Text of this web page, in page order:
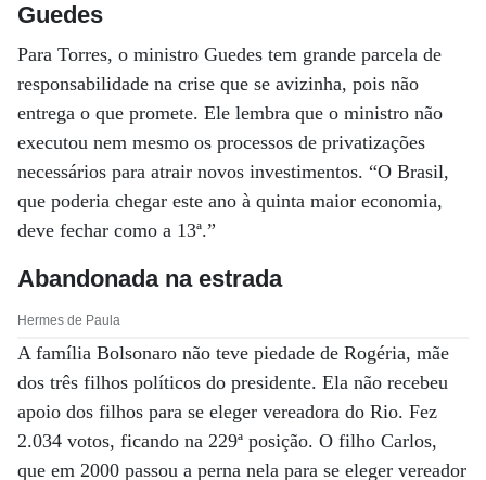
Guedes
Para Torres, o ministro Guedes tem grande parcela de
responsabilidade na crise que se avizinha, pois não
entrega o que promete. Ele lembra que o ministro não
executou nem mesmo os processos de privatizações
necessários para atrair novos investimentos. “O Brasil,
que poderia chegar este ano à quinta maior economia,
deve fechar como a 13ª.”
Abandonada na estrada
Hermes de Paula
A família Bolsonaro não teve piedade de Rogéria, mãe
dos três filhos políticos do presidente. Ela não recebeu
apoio dos filhos para se eleger vereadora do Rio. Fez
2.034 votos, ficando na 229ª posição. O filho Carlos,
que em 2000 passou a perna nela para se eleger vereador